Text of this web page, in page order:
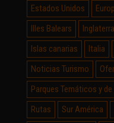
Estados Unidos
Illes Balears
Inglaterra
Islas canarias
Italia
Noticias Turismo
Parques Temáticos y
Rutas
Sur América